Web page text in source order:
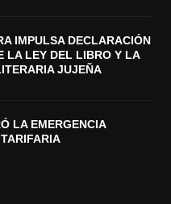
IMPULSA DECLARACIÓN
LA LEY DEL LIBRO Y LA
JUJEÑA
LA EMERGENCIA